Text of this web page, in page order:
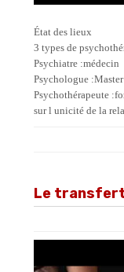
État des lieux
3 types de
Psychiatre :médecin
Psychologue
Psychothérapeute
sur l unicité de la
Le transfert